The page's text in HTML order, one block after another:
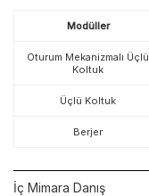
Modüller
Oturum Mekanizmalı Üçlü
Koltuk
Üçlü Koltuk
Berjer
İç Mimara Danış